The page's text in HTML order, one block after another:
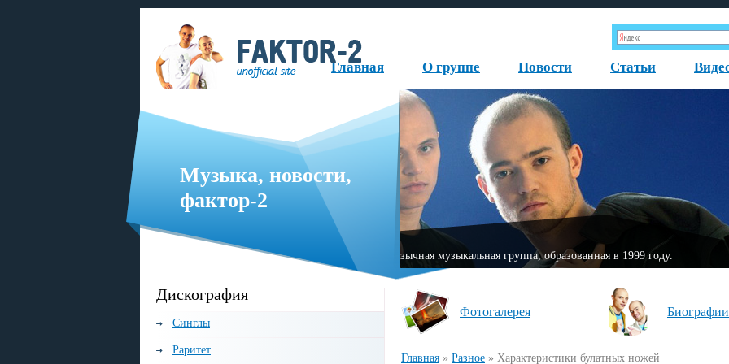
Главная О группе Новости Статьи
Музыка, новости,
фактор-2
музыкальная группа, образованная в 1999 году. «Fаktor-2» — немецкая русскоязычная музыкальная группа,
Дискография
Синглы
Раритет
Фотогалерея Биографии
Главная » Разное » Характеристики булатных ножей